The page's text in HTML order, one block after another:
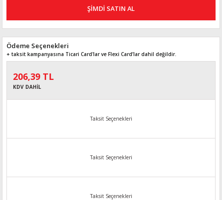
ŞİMDİ SATIN AL
Ödeme Seçenekleri
+ taksit kampanyasına Ticari Card'lar ve Flexi Card’lar dahil değildir.
206,39 TL
KDV DAHİL
Taksit Seçenekleri
Taksit Seçenekleri
Taksit Seçenekleri